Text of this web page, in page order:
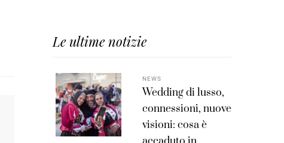
Le ultime notizie
NEWS
Wedding di lusso,
connessioni, nuove
visioni: cosa è